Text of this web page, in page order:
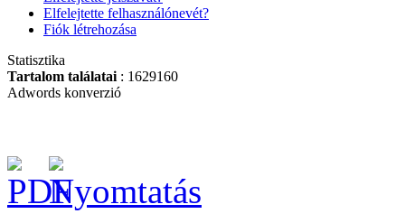
Elfelejtette felhasználónevét?
Fiók létrehozása
Statisztika
Tartalom találatai : 1629160
Adwords konverzió
BAHCO Limitált